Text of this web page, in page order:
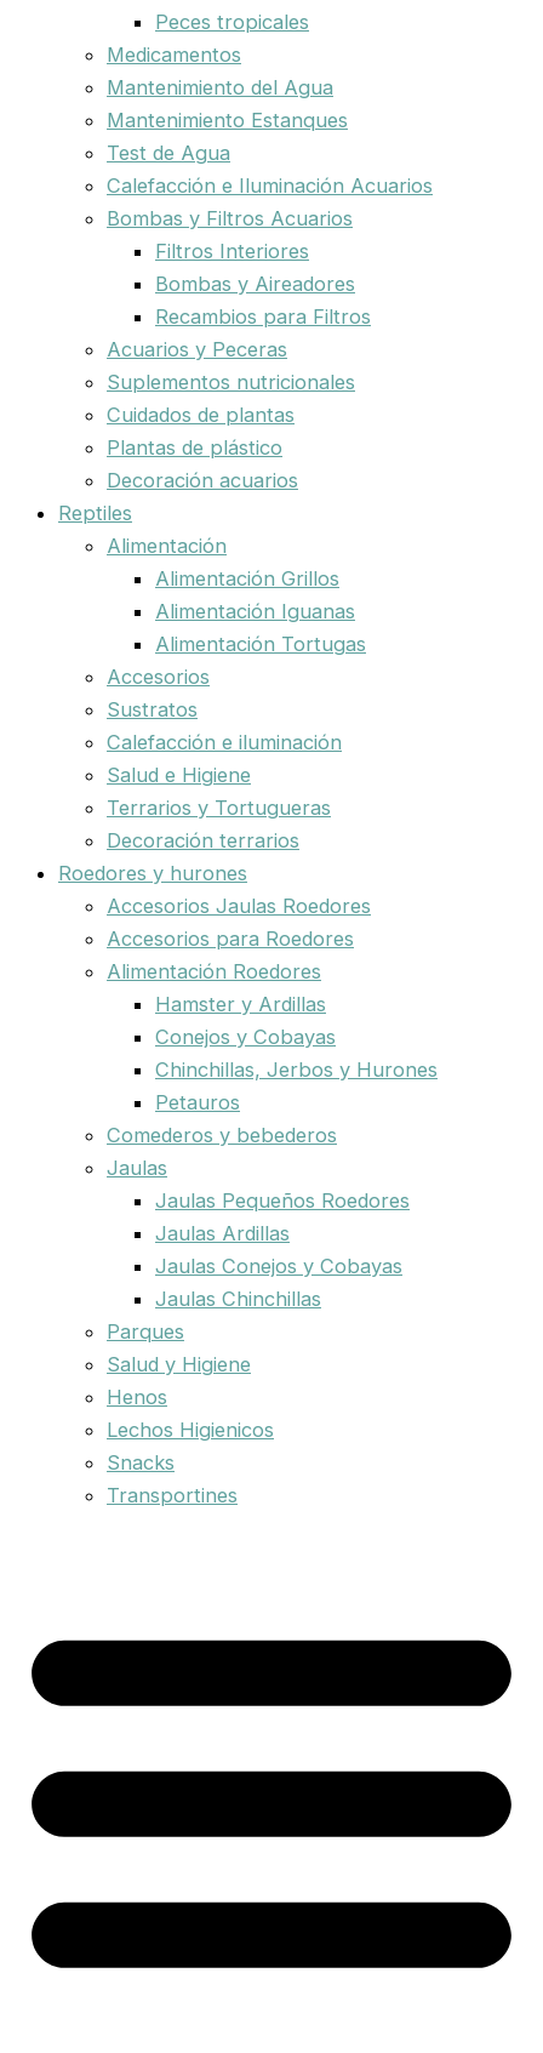
Peces tropicales
Medicamentos
Mantenimiento del Agua
Mantenimiento Estanques
Test de Agua
Calefacción e Iluminación Acuarios
Bombas y Filtros Acuarios
Filtros Interiores
Bombas y Aireadores
Recambios para Filtros
Acuarios y Peceras
Suplementos nutricionales
Cuidados de plantas
Plantas de plástico
Decoración acuarios
Reptiles
Alimentación
Alimentación Grillos
Alimentación Iguanas
Alimentación Tortugas
Accesorios
Sustratos
Calefacción e iluminación
Salud e Higiene
Terrarios y Tortugueras
Decoración terrarios
Roedores y hurones
Accesorios Jaulas Roedores
Accesorios para Roedores
Alimentación Roedores
Hamster y Ardillas
Conejos y Cobayas
Chinchillas, Jerbos y Hurones
Petauros
Comederos y bebederos
Jaulas
Jaulas Pequeños Roedores
Jaulas Ardillas
Jaulas Conejos y Cobayas
Jaulas Chinchillas
Parques
Salud y Higiene
Henos
Lechos Higienicos
Snacks
Transportines